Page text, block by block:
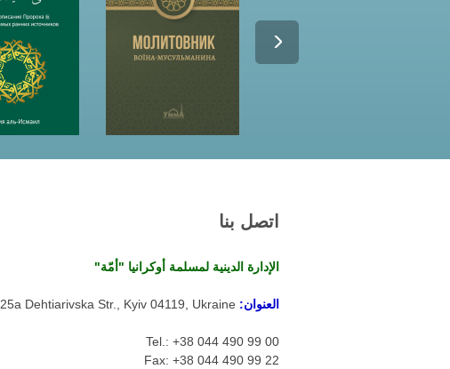
اتصل بنا
الإدارة الدينية لمسلمة أوكرانيا "أمّة"
العنوان: 25a Dehtiarivska Str., Kyiv 04119, Ukraine
Tel.: +38 044 490 99 00
Fax: +38 044 490 99 22